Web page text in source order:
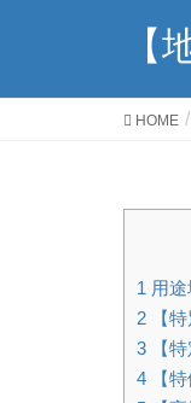
HOME
1 用
2 【
3 【
4 【